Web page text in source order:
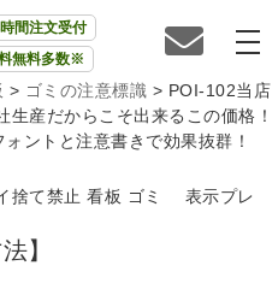
間注文受付
無料多数※
> ゴミの注意標識 > POI-102当店
産だからこそ出来るこの価格！
ントと注意書きで効果抜群！
捨て禁止 看板 ゴミ 表示プレ
】